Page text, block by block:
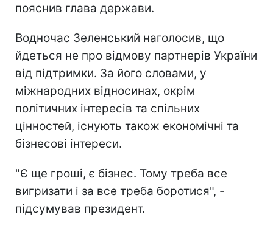
пояснив глава держави.
Водночас Зеленський наголосив, що
йдеться не про відмову партнерів України
від підтримки. За його словами, у
міжнародних відносинах, окрім
політичних інтересів та спільних
цінностей, існують також економічні та
бізнесові інтереси.
"Є ще гроші, є бізнес. Тому треба все
вигризати і за все треба боротися", -
підсумував президент.